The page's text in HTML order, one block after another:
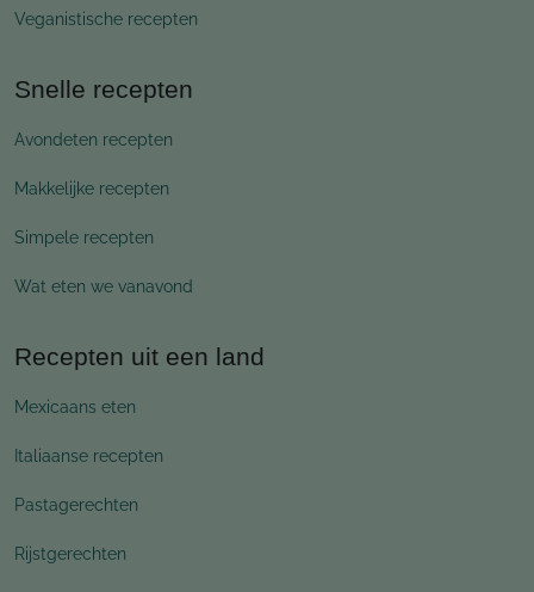
Veganistische recepten
Snelle recepten
Avondeten recepten
Makkelijke recepten
Simpele recepten
Wat eten we vanavond
Recepten uit een land
Mexicaans eten
Italiaanse recepten
Pastagerechten
Rijstgerechten